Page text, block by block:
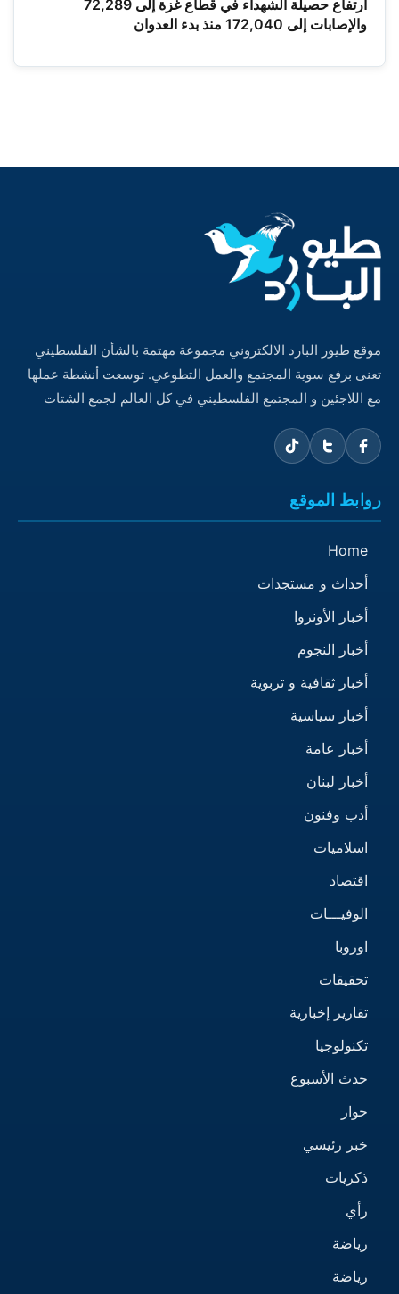
ارتفاع حصيلة الشهداء في قطاع غزة إلى 72,289
والإصابات إلى 172,040 منذ بدء العدوان
موقع طيور البارد الالكتروني مجموعة مهتمة بالشأن الفلسطيني
تعنى برفع سوية المجتمع والعمل التطوعي. توسعت أنشطة عملها
مع اللاجئين و المجتمع الفلسطيني في كل العالم لجمع الشتات
روابط الموقع
Home
أحداث و مستجدات
أخبار الأونروا
أخبار النجوم
أخبار ثقافية و تربوية
أخبار سياسية
أخبار عامة
أخبار لبنان
أدب وفنون
اسلاميات
اقتصاد
الوفيـــات
اوروبا
تحقيقات
تقارير إخبارية
تكنولوجيا
حدث الأسبوع
حوار
خبر رئيسي
ذكريات
رأي
رياضة
رياضة